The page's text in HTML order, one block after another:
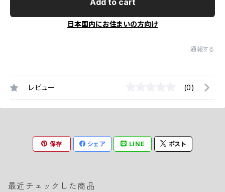
Add to cart
日本国内にお住まいの方向け
通報する
レビュー (0)
保存 シェア LINE ポスト
最近チェックした商品